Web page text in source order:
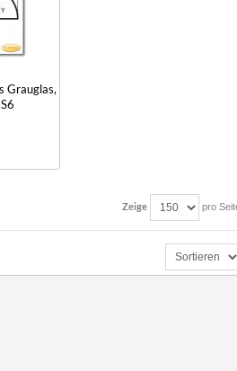
Grauglas,
Zeige pro